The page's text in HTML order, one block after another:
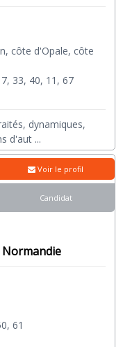
côte d'Opale, côte
33, 40, 11, 67
dynamiques,
d'aut ...
61
Voir le profil
Candidat